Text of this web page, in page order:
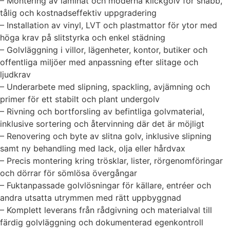
tålig och kostnadseffektiv uppgradering
– Installation av vinyl, LVT och plastmattor för ytor med
höga krav på slitstyrka och enkel städning
– Golvläggning i villor, lägenheter, kontor, butiker och
offentliga miljöer med anpassning efter slitage och
ljudkrav
– Underarbete med slipning, spackling, avjämning och
primer för ett stabilt och plant undergolv
– Rivning och bortforsling av befintliga golvmaterial,
inklusive sortering och återvinning där det är möjligt
– Renovering och byte av slitna golv, inklusive slipning
samt ny behandling med lack, olja eller hårdvax
– Precis montering kring trösklar, lister, rörgenomföringar
och dörrar för sömlösa övergångar
– Fuktanpassade golvlösningar för källare, entréer och
andra utsatta utrymmen med rätt uppbyggnad
– Komplett leverans från rådgivning och materialval till
färdig golvläggning och dokumenterad egenkontroll